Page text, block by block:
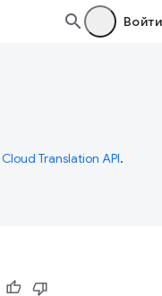
Войти
Cloud Translation API.